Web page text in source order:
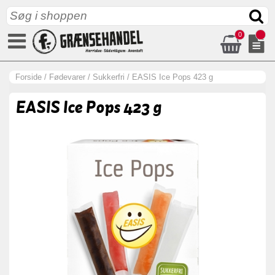
0
Forside / Fødevarer / Sukkerfri / EASIS Ice Pops 423 g
EASIS Ice Pops 423 g